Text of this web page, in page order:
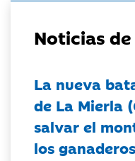
Noticias
La nueva
de La Mierla
salvar el
los ganaderos